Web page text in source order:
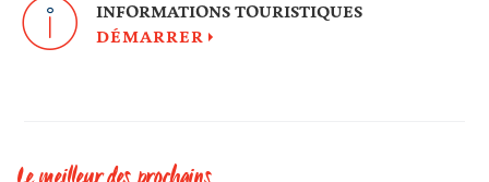
INFORMATIONS TOURISTIQUES
DÉMARRER